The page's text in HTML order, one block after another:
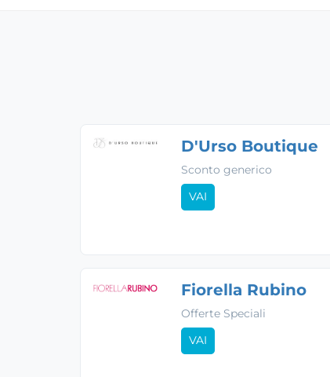
D'Urso Boutique
Sconto generico
VAI
Fiorella Rubino
Offerte Speciali
VAI